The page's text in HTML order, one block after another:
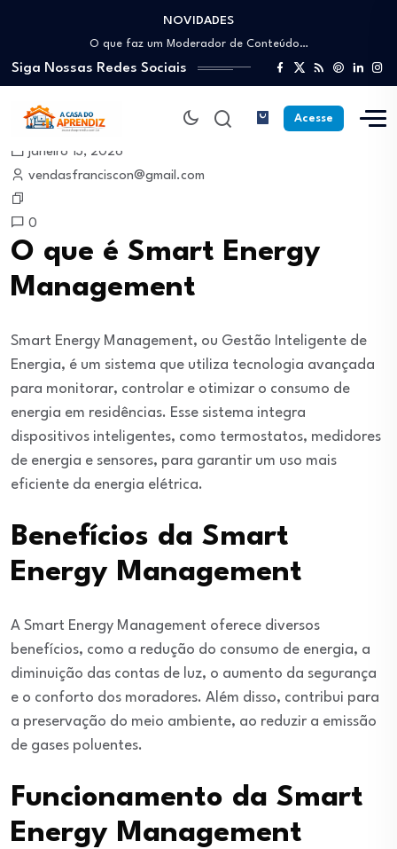
NOVIDADES
Como trabalhar como Estoquista: O guia para…
O que faz um Moderador de Conteúdo…
Como ser um Afiliado de Sucesso trabalhando…
Como dar Aulas Particulares Online e viver…
Profissão Instalador Solar: Como entrar no mercado…
Como trabalhar como Estoquista: O guia para…
O que faz um Moderador de Conteúdo…
Como ser um Afiliado de Sucesso trabalhando…
Siga Nossas Redes Sociais
Acesse
janeiro 13, 2026
vendasfranciscon@gmail.com
0
O que é Smart Energy
Management
Smart Energy Management, ou Gestão Inteligente de
Energia, é um sistema que utiliza tecnologia avançada
para monitorar, controlar e otimizar o consumo de
energia em residências. Esse sistema integra
dispositivos inteligentes, como termostatos, medidores
de energia e sensores, para garantir um uso mais
eficiente da energia elétrica.
Benefícios da Smart
Energy Management
A Smart Energy Management oferece diversos
benefícios, como a redução do consumo de energia, a
diminuição das contas de luz, o aumento da segurança
e o conforto dos moradores. Além disso, contribui para
a preservação do meio ambiente, ao reduzir a emissão
de gases poluentes.
Funcionamento da Smart
Energy Management